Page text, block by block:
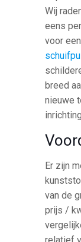
Wij
eens
voor
breed
nieuwe
inrichting.
Er zijn
van de
prijs /
relatief